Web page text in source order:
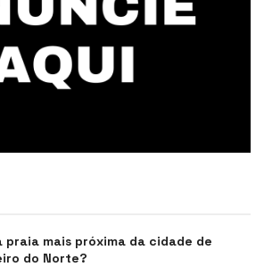
praia mais próxima da cidade de
do Norte?